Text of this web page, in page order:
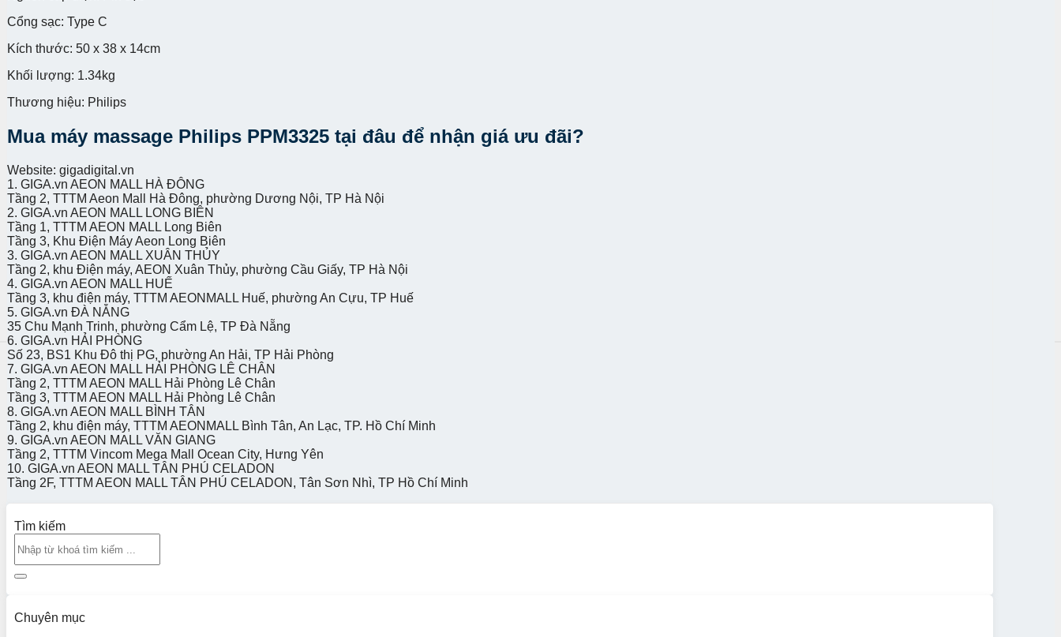
Cổng sạc: Type C
Kích thước: 50 x 38 x 14cm
Khối lượng: 1.34kg
Thương hiệu: Philips
Mua máy massage Philips PPM3325 tại đâu để nhận giá ưu đãi?
Website: gigadigital.vn
1. GIGA.vn AEON MALL HÀ ĐÔNG
Tầng 2, TTTM Aeon Mall Hà Đông, phường Dương Nội, TP Hà Nội
2. GIGA.vn AEON MALL LONG BIÊN
Tầng 1, TTTM AEON MALL Long Biên
Tầng 3, Khu Điện Máy Aeon Long Biên
3. GIGA.vn AEON MALL XUÂN THỦY
Tầng 2, khu Điện máy, AEON Xuân Thủy, phường Cầu Giấy, TP Hà Nội
4. GIGA.vn AEON MALL HUẾ
Tầng 3, khu điện máy, TTTM AEONMALL Huế, phường An Cựu, TP Huế
5. GIGA.vn ĐÀ NẴNG
35 Chu Mạnh Trinh, phường Cẩm Lệ, TP Đà Nẵng
6. GIGA.vn HẢI PHÒNG
Số 23, BS1 Khu Đô thị PG, phường An Hải, TP Hải Phòng
7. GIGA.vn AEON MALL HẢI PHÒNG LÊ CHÂN
Tầng 2, TTTM AEON MALL Hải Phòng Lê Chân
Tầng 3, TTTM AEON MALL Hải Phòng Lê Chân
8. GIGA.vn AEON MALL BÌNH TÂN
Tầng 2, khu điện máy, TTTM AEONMALL Bình Tân, An Lạc, TP. Hồ Chí Minh
9. GIGA.vn AEON MALL VĂN GIANG
Tầng 2, TTTM Vincom Mega Mall Ocean City, Hưng Yên
10. GIGA.vn AEON MALL TÂN PHÚ CELADON
Tầng 2F, TTTM AEON MALL TÂN PHÚ CELADON, Tân Sơn Nhì, TP Hồ Chí Minh
Tìm kiếm
Chuyên mục